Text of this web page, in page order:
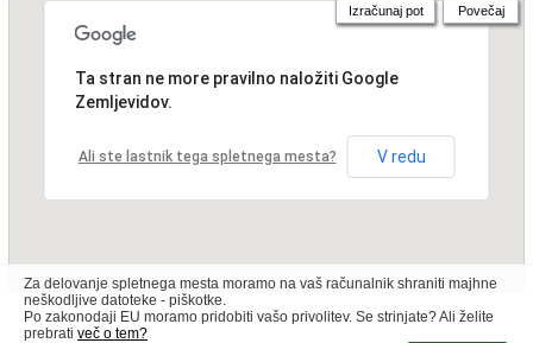
Ta stran ne more pravilno naložiti Google
Zemljevidov.
Ali ste lastnik tega spletnega mesta? V redu
Izračunaj pot Povečaj
Za delovanje spletnega mesta moramo na vaš računalnik shraniti majhne
neškodljive datoteke - piškotke.
Po zakonodaji EU moramo pridobiti vašo privolitev. Se strinjate? Ali želite
prebrati več o tem?